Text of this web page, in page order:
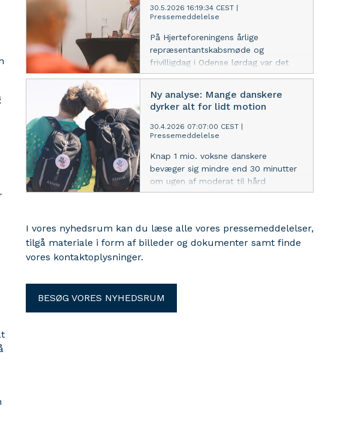
30.5.2026 16:19:34 CEST
Pressemeddelelse
På Hjerteforeningens årlige
repræsentantskabsmøde og
frivilligdag i Odense lørdag var det
store fokus rettet mod fremtidens
for at lytte og give deres besyv med.
Og så var der genvalg til formand
Lars Vinge Frederiksen.
Ny analyse: Mange danskere
dyrker alt for lidt motion
30.4.2026 07:07:00 CEST
Pressemeddelelse
Knap 1 mio. voksne danskere
bevæger sig mindre end 30 minutter
om ugen af moderat til hård
intensitet. Det svarer til, at de i
bevæger yderligere over 1 mio.
danskere sig mellem 30 og 90
I vores nyhedsrum kan du læse alle vores pressemeddelelser,
tilgå materiale i form af billeder og dokumenter samt finde
vores kontaktoplysninger.
BESØG VORES NYHEDSRUM